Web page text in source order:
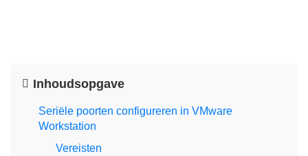
Inhoudsopgave
Seriële poorten configureren in VMware
Workstation
Vereisten